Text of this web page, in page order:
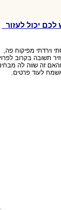
יכול לעזור
וירדתי מפיקוח פה,
תשובה בקרוב
זה שווה לה
לעוד פרטים.